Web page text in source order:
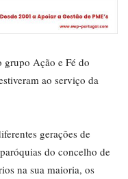
Ação e Fé do
ao serviço da
gerações de
do concelho de
na sua maioria, os